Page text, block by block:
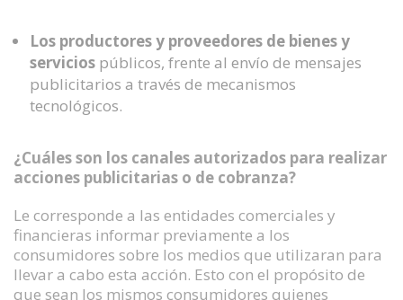
Los productores y proveedores de bienes y
serviciospúblicos, frente al envío de mensajes
publicitarios a través de mecanismos
tecnológicos.
¿Cuáles son los canales autorizados para realizar
acciones publicitarias o de cobranza?
Le corresponde a las entidades comerciales y
financieras informar previamente a los
consumidores sobre los medios que utilizaran para
llevar a cabo esta acción. Esto con el propósito de
que sean los mismos consumidores quienes